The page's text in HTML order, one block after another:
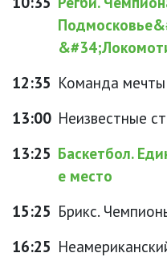
12:35 Команда мечты
13:00 Неизвестные
13:25 Баскетбол.
е место
15:25 Брикс.
16:25